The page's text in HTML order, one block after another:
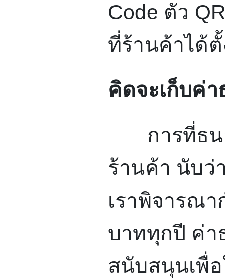
Code ตัว
ที่ร้านค้าได้ตั้
คิดจะเก็บค่า
การที่ธนา
ร้านค้า นับว่
เราพิจารณ
บาททุกปี ค่า
สนับสนุนเพื่